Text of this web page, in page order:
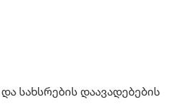
სახსრების დაავადებების